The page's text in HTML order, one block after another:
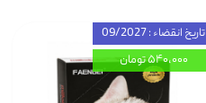
تاریخ انقضاء : 09/2027
۵۴۰,۰۰۰ تومان